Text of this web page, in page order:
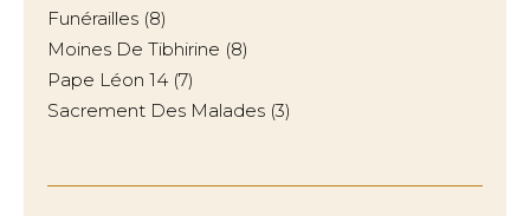
Funérailles (8)
Moines De Tibhirine (8)
Pape Léon 14 (7)
Sacrement Des Malades (3)